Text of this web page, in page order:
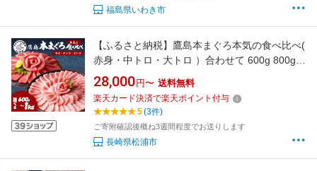
福島県いわき市
【ふるさと納税】鷹島本まぐろ本気の食べ比べ(
赤身・中トロ・大トロ ）合わせて 600g 800g
1000g
28,000 円〜 送料無料
楽天カード決済で楽天ポイント付与
5(3件)
ご寄附確認後概ね3週間程度でお送りします
長崎県松浦市